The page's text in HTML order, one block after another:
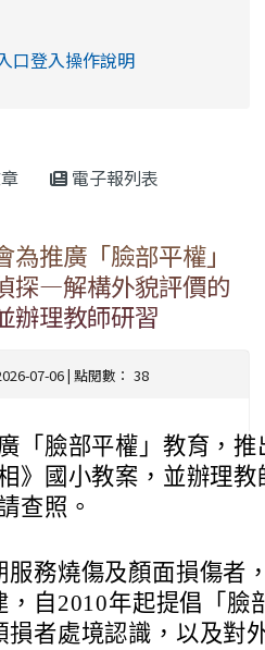
eliteracy.edu.tw/Shorts/
口登入操作說明
電子報列表
推廣「臉部平權」
探—解構外貌評價的
辦理教師研習
07-06 | 點閱數： 38
「臉部平權」教育，
》國小教案，並辦理
查照。
服務燒傷及顏面損傷者
，自2010年起提倡「臉
損者處境認識，以及對